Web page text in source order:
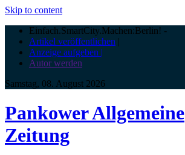
Skip to content
Einfach.SmartCity.Machen:Berlin! -
Artikel veröffentlichen |
Anzeige aufgeben |
Autor werden
Samstag, 08. August 2026
Pankower Allgemeine
Zeitung